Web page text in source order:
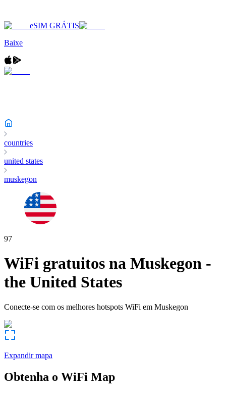
eSIM GRÁTIS
Baixe
countries
united states
muskegon
97
WiFi gratuitos na Muskegon -
the United States
Conecte-se com os melhores hotspots WiFi em Muskegon
Expandir mapa
Obtenha o WiFi Map